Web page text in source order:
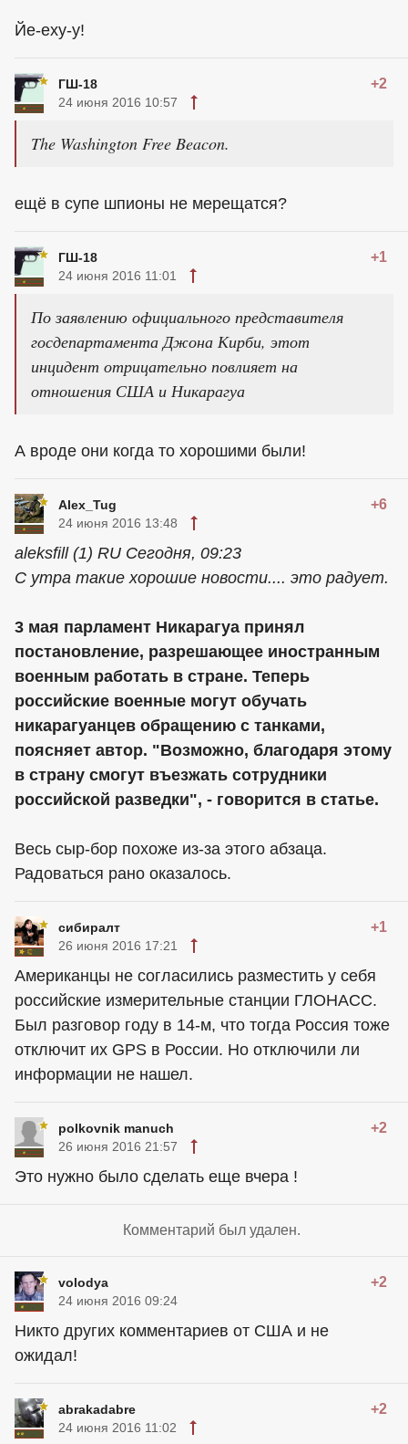
Йе-еху-у!
ГШ-18 +2
24 июня 2016 10:57
The Washington Free Beacon.
ещё в супе шпионы не мерещатся?
ГШ-18 +1
24 июня 2016 11:01
По заявлению официального представителя
госдепартамента Джона Кирби, этот
инцидент отрицательно повлияет на
отношения США и Никарагуа
А вроде они когда то хорошими были!
Alex_Tug +6
24 июня 2016 13:48
aleksfill (1) RU Сегодня, 09:23
С утра такие хорошие новости.... это радует.
3 мая парламент Никарагуа принял
постановление, разрешающее иностранным
военным работать в стране. Теперь
российские военные могут обучать
никарагуанцев обращению с танками,
поясняет автор. "Возможно, благодаря этому
в страну смогут въезжать сотрудники
российской разведки", - говорится в статье.
Весь сыр-бор похоже из-за этого абзаца.
Радоваться рано оказалось.
сибиралт +1
26 июня 2016 17:21
Американцы не согласились разместить у себя
российские измерительные станции ГЛОНАСС.
Был разговор году в 14-м, что тогда Россия тоже
отключит их GPS в России. Но отключили ли
информации не нашел.
polkovnik manuch +2
26 июня 2016 21:57
Это нужно было сделать еще вчера !
Комментарий был удален.
volodya +2
24 июня 2016 09:24
Никто других комментариев от США и не
ожидал!
abrakadabre +2
24 июня 2016 11:02